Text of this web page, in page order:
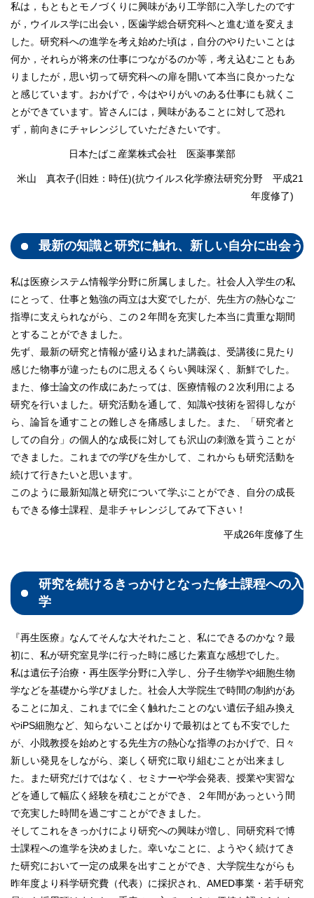
私は，もともとモノづくりに興味があり工学部に入学したのです
が，ウイルス学に出会い，医歯学総合研究科へと進む道を変えま
した。研究科への進学を考え始めた頃は，自分のやりたいことは
何か，それらが将来の仕事につながるのか等，考え込むこともあ
りましたが，思い切って研究科への扉を開いて本当に良かったな
と感じています。おかげで，今はやりがいのある仕事にも就くこ
とができています。皆さんには，興味があることに対して恐れ
ず，前向きにチャレンジしていただきたいです。
日本たばこ産業株式会社 医薬事業部
米山 真衣子(旧姓：時任)(抗ウイルス化学療法研究分野 平成21
年度修了)
最新の知識と研究に触れ、新しい自分に出会う
私は医療システム情報学分野に所属しました。社会人入学生の私
にとって、仕事と勉強の両立は大変でしたが、先生方の熱心なご
指導に支えられながら、この２年間を充実した本当に貴重な期間
とすることができました。
先ず、最新の研究と情報が盛り込まれた講義は、受講後に見たり
感じた物事が違ったものに思えるくらい興味深く、新鮮でした。
また、修士論文の作成にあたっては、医療情報の２次利用による
研究を行いました。研究活動を通して、知識や技術を習得しなが
ら、論旨を通すことの難しさを痛感しました。また、「研究者と
しての自分」の個人的な成長に対しても沢山の刺激を貰うことが
できました。これまでの学びを生かして、これからも研究活動を
続けて行きたいと思います。
このように最新知識と研究について学ぶことができ、自分の成長
もできる修士課程、是非チャレンジしてみて下さい！
平成26年度修了生
研究を続けるきっかけとなった修士課程への入
学
『再生医療』なんてそんな大それたこと、私にできるのかな？最
初に、私が研究室見学に行った時に感じた素直な感想でした。
私は遺伝子治療・再生医学分野に入学し、分子生物学や細胞生物
学などを基礎から学びました。社会人大学院生で時間の制約があ
ることに加え、これまでに全く触れたことのない遺伝子組み換え
やiPS細胞など、知らないことばかりで最初はとても不安でした
が、小戝教授を始めとする先生方の熱心な指導のおかげで、日々
新しい発見をしながら、楽しく研究に取り組むことが出来まし
た。また研究だけではなく、セミナーや学会発表、授業や実習な
どを通して幅広く経験を積むことができ、２年間があっという間
で充実した時間を過ごすことができました。
そしてこれをきっかけにより研究への興味が増し、同研究科で博
士課程への進学を決めました。幸いなことに、ようやく続けてき
た研究において一定の成果を出すことができ、大学院生ながらも
昨年度より科学研究費（代表）に採択され、AMED事業・若手研究